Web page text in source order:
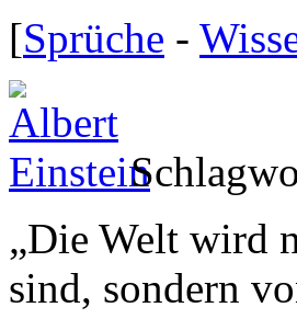
[Sprüche -
„Die Welt wird
sind, sondern